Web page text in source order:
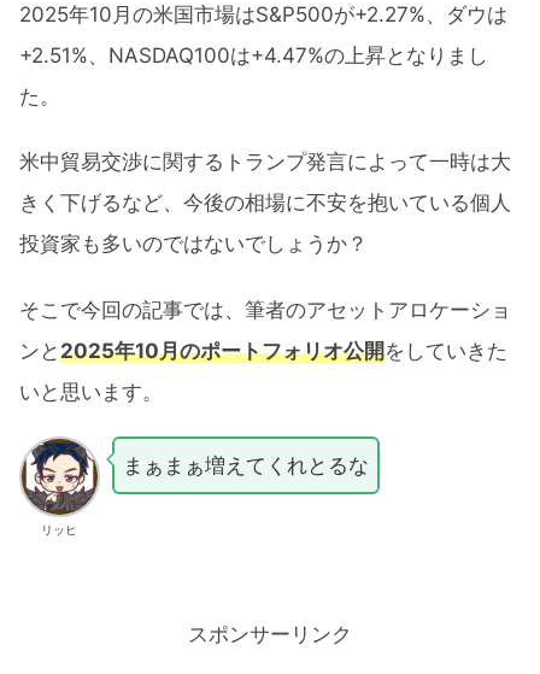
2025年10月の米国市場はS&P500が+2.27%、ダウは
+2.51%、NASDAQ100は+4.47%の上昇となりまし
た。
米中貿易交渉に関するトランプ発言によって一時は大
きく下げるなど、今後の相場に不安を抱いている個人
投資家も多いのではないでしょうか？
そこで今回の記事では、筆者のアセットアロケーショ
ンと2025年10月のポートフォリオ公開をしていきた
いと思います。
リッヒ
まぁまぁ増えてくれとるな
スポンサーリンク